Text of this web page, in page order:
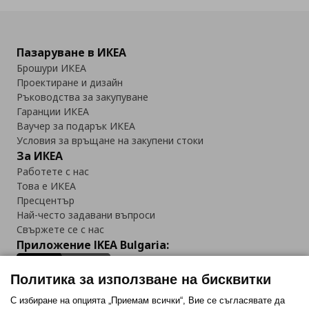
Пазаруване в ИКЕА
Брошури ИКЕА
Проектиране и дизайн
Ръководства за закупуване
Гаранции ИКЕА
Ваучер за подарък ИКЕА
Условия за връщане на закупени стоки
За ИКЕА
Работете с нас
Това е ИКЕА
Пресцентър
Най-често задавани въпроси
Свържете се с нас
Приложение IKEA Bulgaria:
Политика за използване на бисквитки
С избиране на опцията „Приемам всички“, Вие се съгласявате да